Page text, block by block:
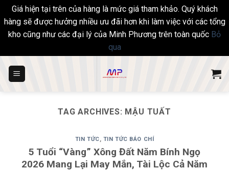
Giá hiện tại trên của hàng là mức giá tham khảo. Quý khách
hàng sẽ được hưởng nhiều ưu đãi hơn khi làm việc với các tổng
kho cũng như các đại lý của Minh Phương trên toàn quốc Bỏ
qua
TAG ARCHIVES: MẬU TUẤT
TIN TỨC, TIN TỨC BÁO CHÍ
5 Tuổi “Vàng” Xông Đất Năm Bính Ngọ
2026 Mang Lại May Mắn, Tài Lộc Cả Năm